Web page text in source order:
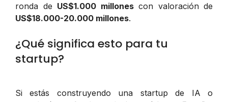
ronda de US$1.000 millonescon valoración de
US$18.000-20.000 millones.
¿Qué significa esto para tu
startup?
Si estás construyendo una startup de IA o